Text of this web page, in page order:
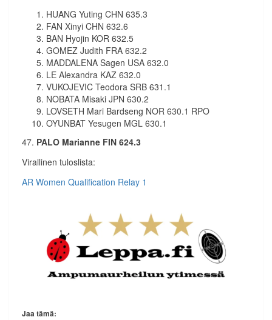
HUANG Yuting CHN 635.3
FAN Xinyi CHN 632.6
BAN Hyojin KOR 632.5
GOMEZ Judith FRA 632.2
MADDALENA Sagen USA 632.0
LE Alexandra KAZ 632.0
VUKOJEVIC Teodora SRB 631.1
NOBATA Misaki JPN 630.2
LOVSETH Mari Bardseng NOR 630.1 RPO
OYUNBAT Yesugen MGL 630.1
47. PALO Marianne FIN 624.3
Virallinen tuloslista:
AR Women Qualification Relay 1
Jaa tämä: